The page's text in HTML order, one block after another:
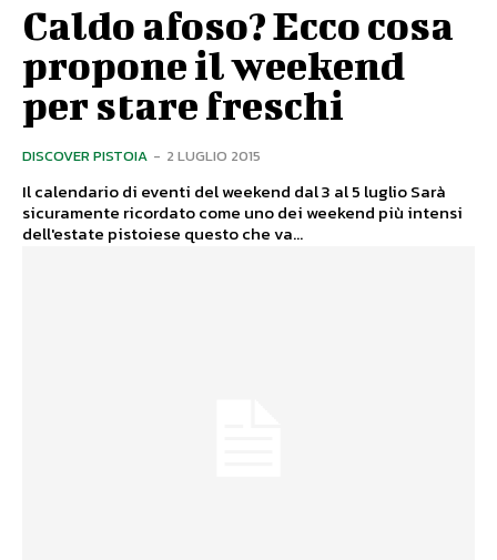
Caldo afoso? Ecco cosa
propone il weekend
per stare freschi
DISCOVER PISTOIA - 2 LUGLIO 2015
Il calendario di eventi del weekend dal 3 al 5 luglio Sarà
sicuramente ricordato come uno dei weekend più intensi
dell'estate pistoiese questo che va...